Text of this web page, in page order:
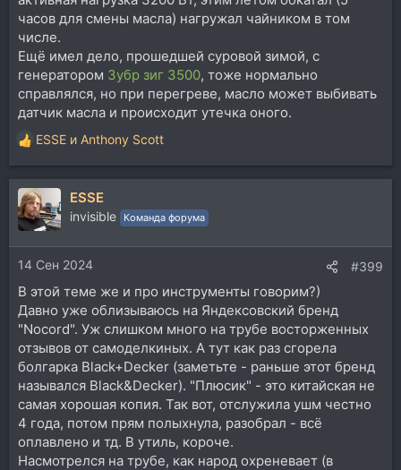
часов для смены масла) нагружал чайником в том
числе.
Ещё имел дело, прошедшей суровой зимой, с
генератором Зубр зиг 3500, тоже нормально
справлялся, но при перегреве, масло может выбивать
датчик масла и происходит утечка оного.
Р
е
а
к
ц
и
и
:
ESSE и Anthony Scott
ESSE
invisible Команда форума
14 Сен 2024 #399
В этой теме же и про инструменты говорим?)
Давно уже облизываюсь на Яндексовский бренд
"Nocord". Уж слишком много на трубе восторженных
отзывов от самоделкиных. А тут как раз сгорела
болгарка Black+Decker (заметьте - раньше этот бренд
назывался Black&Decker). "Плюсик" - это китайская не
самая хорошая копия. Так вот, отслужила ушм честно
4 года, потом прям полыхнула, разобрал - всё
оплавлено и тд. В утиль, короче.
Насмотрелся на трубе, как народ охреневает (в